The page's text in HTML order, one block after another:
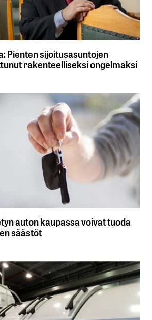
Pienten sijoitusasuntojen
rakenteelliseksi ongelmaksi
auton kaupassa voivat tuoda
säästöt